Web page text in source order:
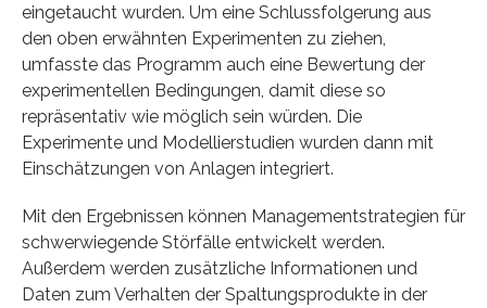
eingetaucht wurden. Um eine Schlussfolgerung aus
den oben erwähnten Experimenten zu ziehen,
umfasste das Programm auch eine Bewertung der
experimentellen Bedingungen, damit diese so
repräsentativ wie möglich sein würden. Die
Experimente und Modellierstudien wurden dann mit
Einschätzungen von Anlagen integriert.
Mit den Ergebnissen können Managementstrategien für
schwerwiegende Störfälle entwickelt werden.
Außerdem werden zusätzliche Informationen und
Daten zum Verhalten der Spaltungsprodukte in der